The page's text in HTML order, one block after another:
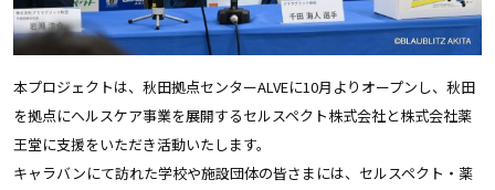
本プロジェクトは、秋田拠点センターALVEに10月よりオープンし、秋田
を拠点にヘルスケア事業を展開するセルスペクト株式会社と株式会社薬
王堂に支援をいただき活動いたします。
キャラバンにて訪れた学校や施設団体の皆さまには、セルスペクト・薬